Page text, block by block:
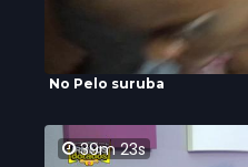
No Pelo suruba
39m 23s